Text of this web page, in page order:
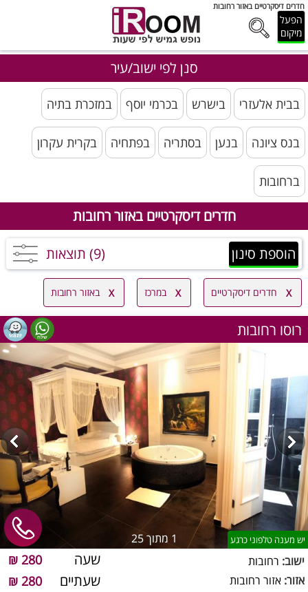
חדרים דיסקרטיים באזור רחובות
הפעל
מיקום
סנן לפי ישוב/עיר
בבית אלעזרי בישרש בכרמי יוסף במזכרת בתיה
בנס ציונה בנען בסתריה בפתחיה‭ בקרית עקרון
ברחובות
חדרים דיסקרטיים באזור רחובות
הוספת סינון (9) תוצאות
חדרים דיסקרטיים במרכז באזור רחובות
רוסו רחובות
1 מתוך 25 יש מענה טלפוני כרגע
שעה 280 ₪
שעתיים 280 ₪
ישוב: רחובות
אזור: אזור רחובות